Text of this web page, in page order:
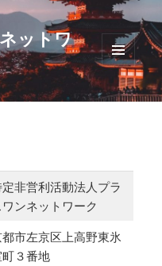
ットワ
メニュ
ーとウ
ィジェ
非営利活動法人プラ
ワンネットワーク
市左京区上高野東氷
３番地